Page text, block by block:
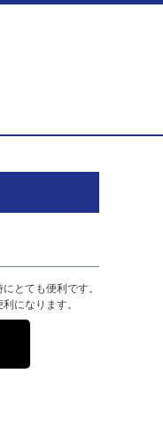
とても便利です。
になります。